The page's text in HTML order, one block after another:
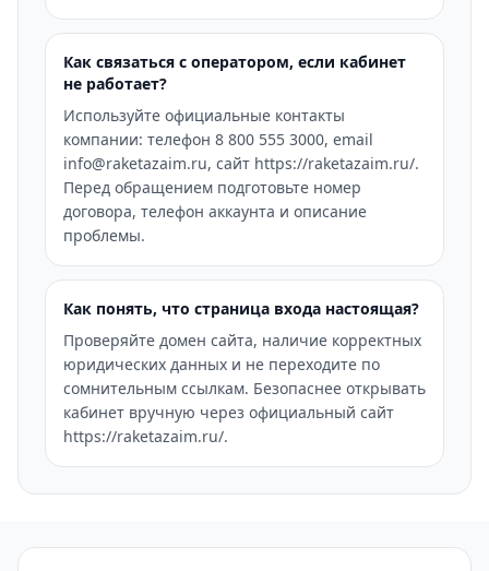
Как связаться с оператором, если кабинет
не работает?
Используйте официальные контакты
компании: телефон 8 800 555 3000, email
info@raketazaim.ru, сайт https://raketazaim.ru/.
Перед обращением подготовьте номер
договора, телефон аккаунта и описание
проблемы.
Как понять, что страница входа настоящая?
Проверяйте домен сайта, наличие корректных
юридических данных и не переходите по
сомнительным ссылкам. Безопаснее открывать
кабинет вручную через официальный сайт
https://raketazaim.ru/.